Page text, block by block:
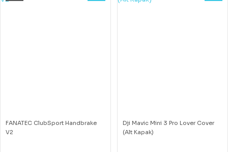
FANATEC ClubSport Handbrake
V2
Dji Mavic Mini 3 Pro Lover Cover
(Alt Kapak)